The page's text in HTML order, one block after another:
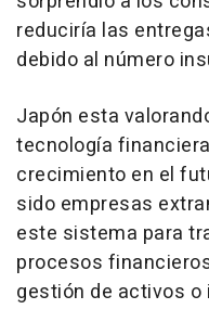
reduciría las
debido al número
Japón esta
tecnología
crecimiento en el
sido empresas
este sistema para
procesos
gestión de activos o